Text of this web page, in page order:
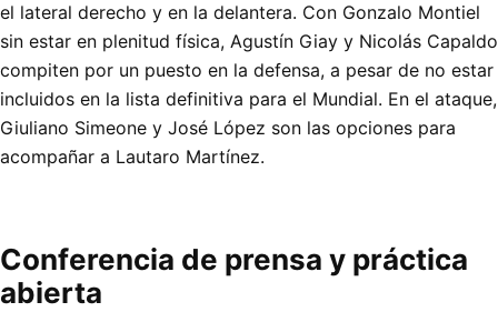
el lateral derecho y en la delantera. Con Gonzalo Montiel
sin estar en plenitud física, Agustín Giay y Nicolás Capaldo
compiten por un puesto en la defensa, a pesar de no estar
incluidos en la lista definitiva para el Mundial. En el ataque,
Giuliano Simeone y José López son las opciones para
acompañar a Lautaro Martínez.
Conferencia de prensa y práctica
abierta